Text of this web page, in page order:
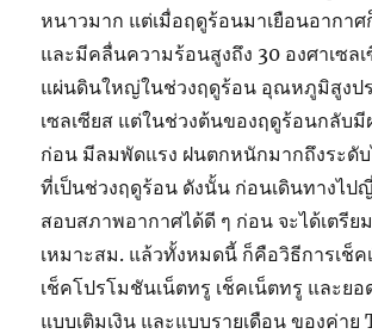
หนาวมาก แต่เมื่อฤดูร้อนมาเยือนอากา
และมีคลื่นความร้อนสูงถึง 30 องศาเซล
แผ่นดินใหญ่ในช่วงฤดูร้อน อุณหภูมิสูงป
เซลเซียส แต่ในช่วงต้นของฤดูร้อนกลับ
ก่อน มีลมพัดแรง ฝนตกหนักมากถึงระดับ
ที่เป็นช่วงฤดูร้อน ดังนั้น ก่อนเดินทางไป
สอบสภาพอากาศได้ดี ๆ ก่อน จะได้เตรีย
เหมาะสม. แล้วทั้งหมดนี้ ก็คือวิธีการเช็ค
เช็คโปรโมชันเน็ตทรู เช็คเน็ตทรู และยอ
แบบเติมเงิน และแบบรายเดือน ของค่า